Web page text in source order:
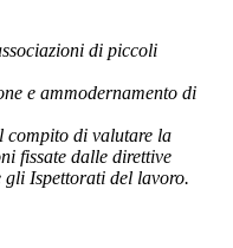
di piccoli
e ammodernamento di
compito di valutare la
fissate dalle direttive
gli Ispettorati del lavoro.